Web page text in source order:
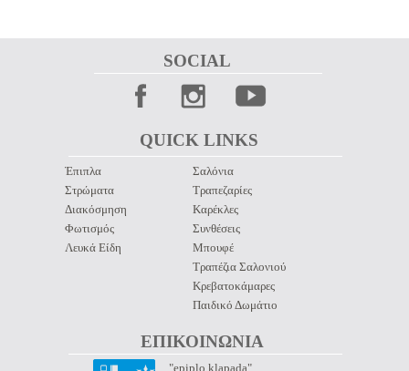
QUICK LINKS
ΕΠΙΚΟΙΝΩΝΙΑ
SOCIAL
Έπιπλα
Στρώματα
Διακόσμηση
Φωτισμός
Λευκά Είδη
Σαλόνια
Τραπεζαρίες
Καρέκλες
Συνθέσεις
Μπουφέ
Τραπέζια Σαλονιού
Κρεβατοκάμαρες
Παιδικό Δωμάτιο
"epiplo klapada"